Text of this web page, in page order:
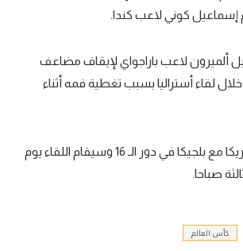
كوني لاعب كندا.
ألميرون لاعب باراجواي لإيقاف مضاعف
لقاء أستراليا بسبب تغطية فمه أثناء
وسيلتقي منتخب أمريكا مع بلجيكا في دور الـ 16 وسيقام اللقاء يوم
صباحا.
كأس العالم